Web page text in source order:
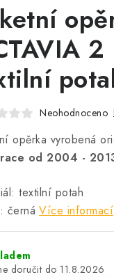
Neohodnoceno
opěrka vyrobená
od 2004 -
textilní potah
černá Více informací
11.8.2026